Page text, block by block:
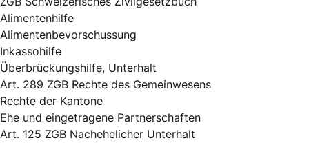
Alimentenhilfe
Alimentenbevorschussung
Inkassohilfe
Überbrückungshilfe, Unterhalt
Art. 289 ZGB Rechte des Gemeinwesens
Rechte der Kantone
Ehe und eingetragene Partnerschaften
Art. 125 ZGB Nachehelicher Unterhalt